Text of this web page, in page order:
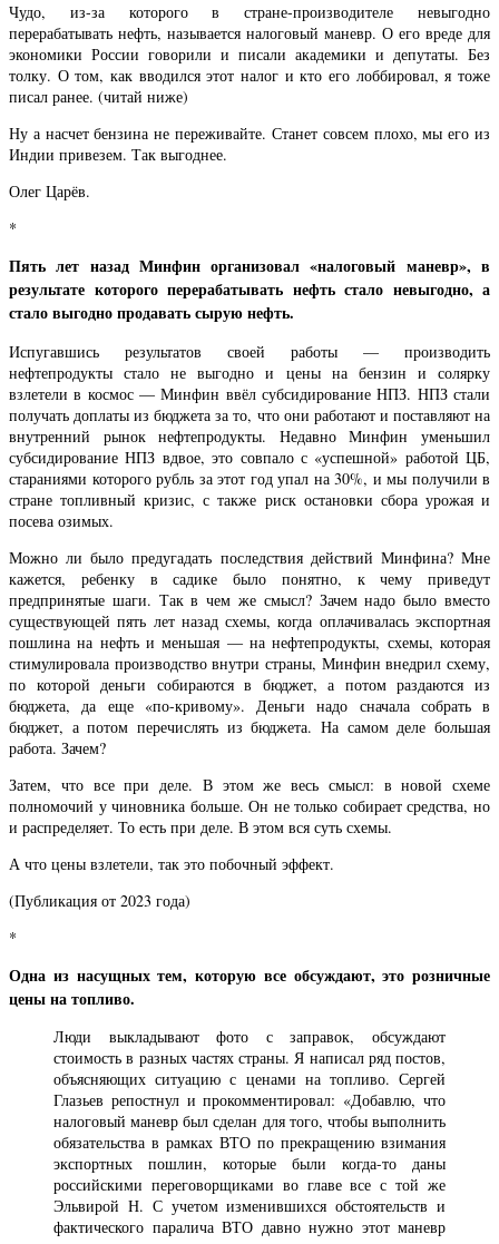
Чудо, из-за которого в стране-производителе невыгодно
перерабатывать нефть, называется налоговый маневр. О его вреде для
экономики России говорили и писали академики и депутаты. Без
толку. О том, как вводился этот налог и кто его лоббировал, я тоже
писал ранее. (читай ниже)
Ну а насчет бензина не переживайте. Станет совсем плохо, мы его из
Индии привезем. Так выгоднее.
Олег Царёв.
*
Пять лет назад Минфин организовал «налоговый маневр», в
результате которого перерабатывать нефть стало невыгодно, а
стало выгодно продавать сырую нефть.
Испугавшись результатов своей работы — производить
нефтепродукты стало не выгодно и цены на бензин и солярку
взлетели в космос — Минфин ввёл субсидирование НПЗ. НПЗ стали
получать доплаты из бюджета за то, что они работают и поставляют на
внутренний рынок нефтепродукты. Недавно Минфин уменьшил
субсидирование НПЗ вдвое, это совпало с «успешной» работой ЦБ,
стараниями которого рубль за этот год упал на 30%, и мы получили в
стране топливный кризис, с также риск остановки сбора урожая и
посева озимых.
Можно ли было предугадать последствия действий Минфина? Мне
кажется, ребенку в садике было понятно, к чему приведут
предпринятые шаги. Так в чем же смысл? Зачем надо было вместо
существующей пять лет назад схемы, когда оплачивалась экспортная
пошлина на нефть и меньшая — на нефтепродукты, схемы, которая
стимулировала производство внутри страны, Минфин внедрил схему,
по которой деньги собираются в бюджет, а потом раздаются из
бюджета, да еще «по-кривому». Деньги надо сначала собрать в
бюджет, а потом перечислять из бюджета. На самом деле большая
работа. Зачем?
Затем, что все при деле. В этом же весь смысл: в новой схеме
полномочий у чиновника больше. Он не только собирает средства, но
и распределяет. То есть при деле. В этом вся суть схемы.
А что цены взлетели, так это побочный эффект.
(Публикация от 2023 года)
*
Одна из насущных тем, которую все обсуждают, это розничные
цены на топливо.
Люди выкладывают фото с заправок, обсуждают
стоимость в разных частях страны. Я написал ряд постов,
объясняющих ситуацию с ценами на топливо. Сергей
Глазьев репостнул и прокомментировал: «Добавлю, что
налоговый маневр был сделан для того, чтобы выполнить
обязательства в рамках ВТО по прекращению взимания
экспортных пошлин, которые были когда-то даны
российскими переговорщиками во главе все с той же
Эльвирой Н. С учетом изменившихся обстоятельств и
фактического паралича ВТО давно нужно этот маневр